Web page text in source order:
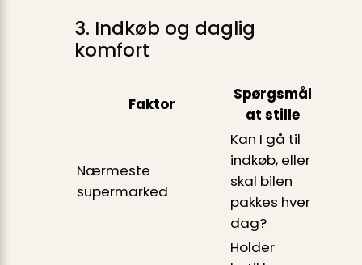
3. Indkøb og daglig
komfort
Faktor
Spørgsmål
at stille
Nærmeste
supermarked
Kan I gå til
indkøb, eller
skal bilen
pakkes hver
dag?
Holder